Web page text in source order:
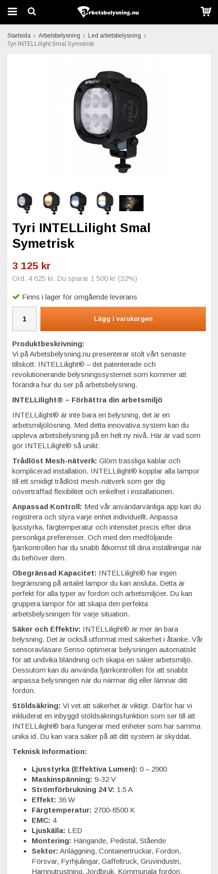
Startsida Arbetsbelysning
Led arbetsbelysning
Tyri INTELLilight Smal Symetrisk
Tyri INTELLilight Smal
Symetrisk
3 125 kr
Ord. 4 625 kr. Du sparar 1 500 kr (32%)
Finns i lager för omgående leverans
Lägg i varukorgen
Produktbeskrivning:
Vi på Arbetsbelysning.nu presenterar stolt vårt senaste
tillskott: INTELLilight® – det patenterade och
revolutionerande belysningssystemet som kommer att
förändra hur du ser på arbetsbelysning.
INTELLilight® – Förbättra din arbetsmiljö
INTELLilight® är inte bara en belysning, det är en
arbetsmiljölösning. Med detta innovativa system kan du
uppleva arbetsbelysning på en helt ny nivå. Här är vad som
gör INTELLilight® så unikt:
Trådlöst Mesh-nätverk: Glöm trassliga kablar och
komplicerad installation. INTELLilight® kopplar alla lampor
till ett smidigt trådlöst mesh-nätverk som ger dig
oöverträffad flexibilitet och enkelhet i installationen.
Anpassad Kontroll: Med vår användarvänliga app kan du
registrera och styra varje enhet individuellt. Anpassa
ljusstyrka, färgtemperatur och intensitet precis efter dina
personliga preferenser. Och med den medföljande
fjärrkontrollen har du snabb åtkomst till dina inställningar när
du behöver dem.
Obegränsad Kapacitet: INTELLilight® har ingen
begränsning på antalet lampor du kan ansluta. Detta är
perfekt för alla typer av fordon och arbetsmiljöer. Du kan
gruppera lampor för att skapa den perfekta
arbetsbelysningen för varje situation.
Säker och Effektiv: INTELLilight® är mer än bara
belysning. Det är också utformat med säkerhet i åtanke. Vår
sensoravläsare Senso optimerar belysningen automatiskt
för att undvika bländning och skapa en säker arbetsmiljö.
Dessutom kan du använda fjärrkontrollen för att snabbt
anpassa belysningen när du närmar dig eller lämnar ditt
fordon.
Stöldsäkring: Vi vet att säkerhet är viktigt. Därför har vi
inkluderat en inbyggd stöldsäkringsfunktion som ser till att
INTELLilight® bara fungerar med enheter som har samma
unika id. Du kan vara säker på att ditt system är skyddat.
Teknisk Information:
Ljusstyrka (Effektiva Lumen): 0 – 2900
Maskinspänning: 9-32 V
Strömförbrukning 24 V: 1.5 A
Effekt: 36 W
Färgtemperatur: 2700-6500 K
EMC: 4
Ljuskälla: LED
Montering: Hängande, Pedistal, Stående
Sektor: Anläggning, Containertruckar, Fordon,
Försvar, Fyrhjulingar, Gaffeltruck, Gruvindustri,
Hamnutrustning, Jordbruk, Kommunala fordon,